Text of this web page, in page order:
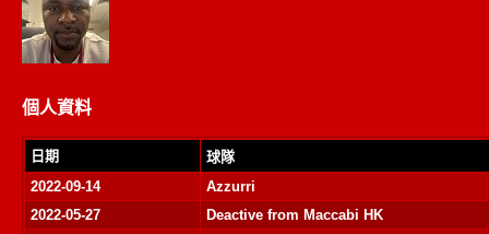
個人資料
日期
球隊
2022-09-14
Azzurri
2022-05-27
Deactive from Maccabi HK